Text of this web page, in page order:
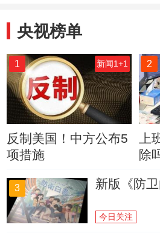
央视榜单
1 新闻1+1
反制美国！中方公布5
项措施
2
上
除
3 新版《防
今日关注